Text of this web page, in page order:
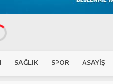
SAĞLIK SPOR ASAYİŞ